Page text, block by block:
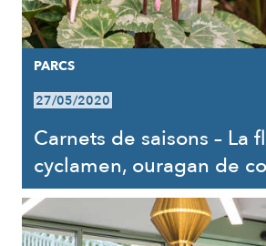
PARCS
27/05/2020
Carnets de saisons – La
cyclamen, ouragan de